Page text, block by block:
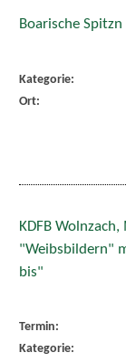
Boarische
Kategorie:
Ort:
KDFB
"Weibsbildern"
bis"
Termin:
Kategorie: